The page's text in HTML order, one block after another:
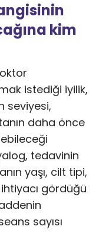
kim
istediği iyilik,
seviyesi,
daha önce
tedavinin
yaşı, cilt tipi,
gördüğü
sayısı